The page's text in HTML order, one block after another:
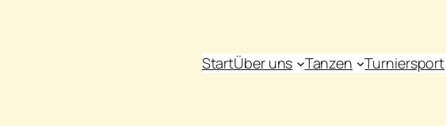
StartÜber uns Tanzen Turniersport